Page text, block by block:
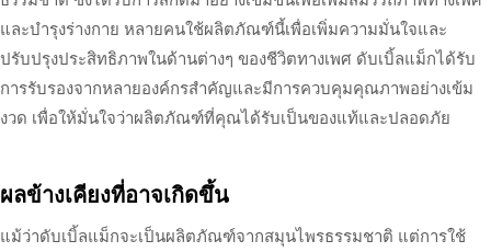
และบำรุงร่างกาย หลายคนใช้ผลิตภัณฑ์นี้เพื่อเพิ่มความมั่นใจและ
ปรับปรุงประสิทธิภาพในด้านต่างๆ ของชีวิตทางเพศ ดับเบิ้ลแม็กได้รับ
การรับรองจากหลายองค์กรสำคัญและมีการควบคุมคุณภาพอย่างเข้ม
งวด เพื่อให้มั่นใจว่าผลิตภัณฑ์ที่คุณได้รับเป็นของแท้และปลอดภัย
ผลข้างเคียงที่อาจเกิดขึ้น
แม้ว่าดับเบิ้ลแม็กจะเป็นผลิตภัณฑ์จากสมุนไพรธรรมชาติ แต่การใช้